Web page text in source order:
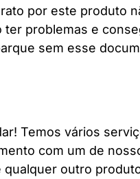
por este produto
problemas e
sem esse
Temos vários
com um de
outro